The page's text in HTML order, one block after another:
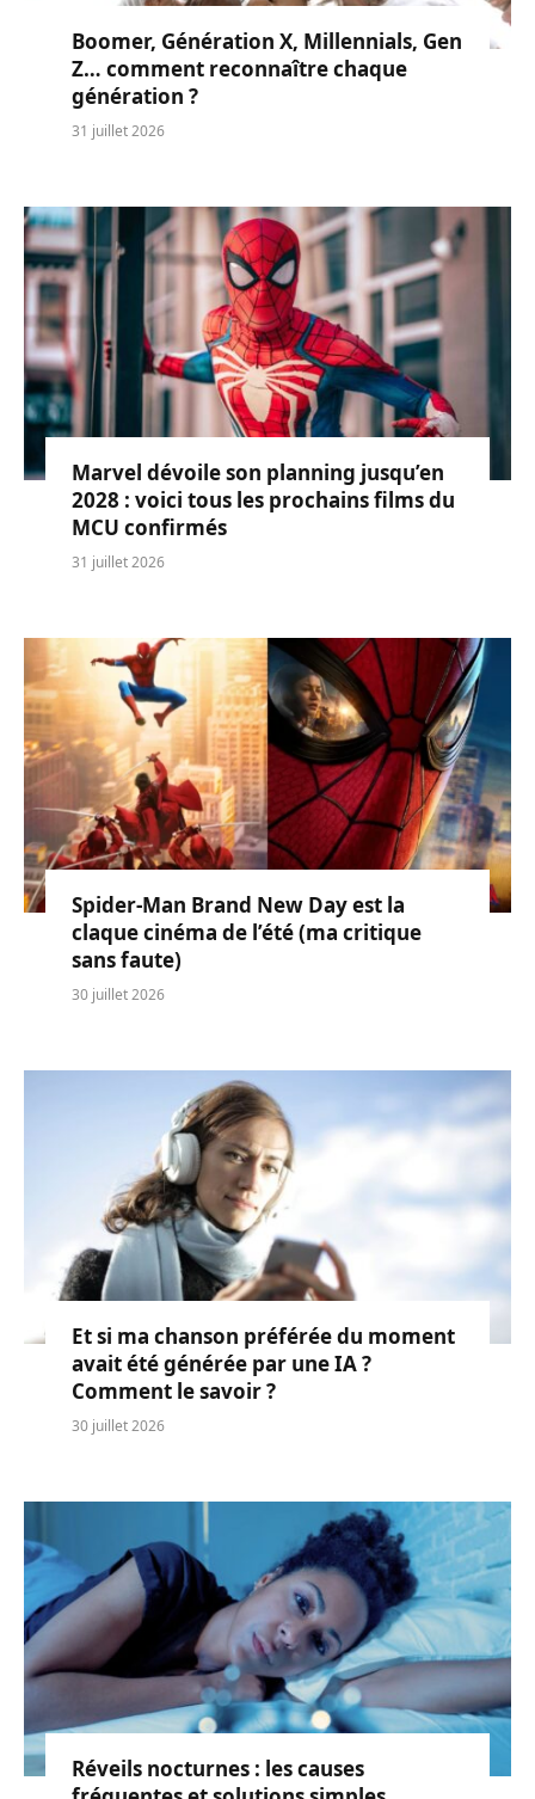
Boomer, Génération X, Millennials, Gen
Z… comment reconnaître chaque
génération ?
31 juillet 2026
Marvel dévoile son planning jusqu’en
2028 : voici tous les prochains films du
MCU confirmés
31 juillet 2026
Spider-Man Brand New Day est la
claque cinéma de l’été (ma critique
sans faute)
30 juillet 2026
Et si ma chanson préférée du moment
avait été générée par une IA ?
Comment le savoir ?
30 juillet 2026
Réveils nocturnes : les causes